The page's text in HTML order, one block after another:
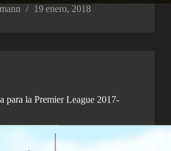
19 enero, 2018
para la Premier League 2017-